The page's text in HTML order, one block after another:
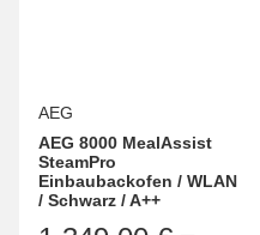
AEG
AEG 8000 MealAssist
SteamPro
Einbaubackofen / WLAN
/ Schwarz / A++